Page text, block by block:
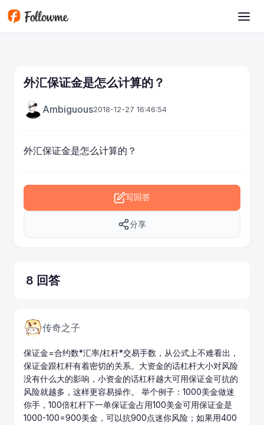
跳转到主要内容
外汇保证金是怎么计算的？
Ambiguous2018-12-27 16:46:54
外汇保证金是怎么计算的？
写回答
分享
8 回答
传奇之子
保证金=合约数*汇率/杠杆*交易手数，从公式上不难看出，
保证金跟杠杆有着密切的关系。大资金的话杠杆大小对风险
没有什么大的影响，小资金的话杠杆越大可用保证金可抗的
风险就越多，这样更容易操作。 举个例子：1000美金做迷
你手，100倍杠杆下一单保证金占用100美金可用保证金是
1000-100=900美金，可以抗900点迷你风险；如果用400